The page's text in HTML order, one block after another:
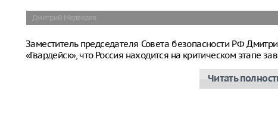
Дмитрий Медведев
Заместитель председателя Совета безопасности РФ
«Гвардейск», что Россия находится на критическом этапе
Читать